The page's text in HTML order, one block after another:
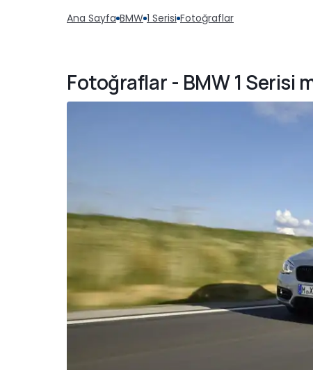
Ana Sayfa BMW 1 Serisi Fotoğraflar
Fotoğraflar - BMW 1 Serisi